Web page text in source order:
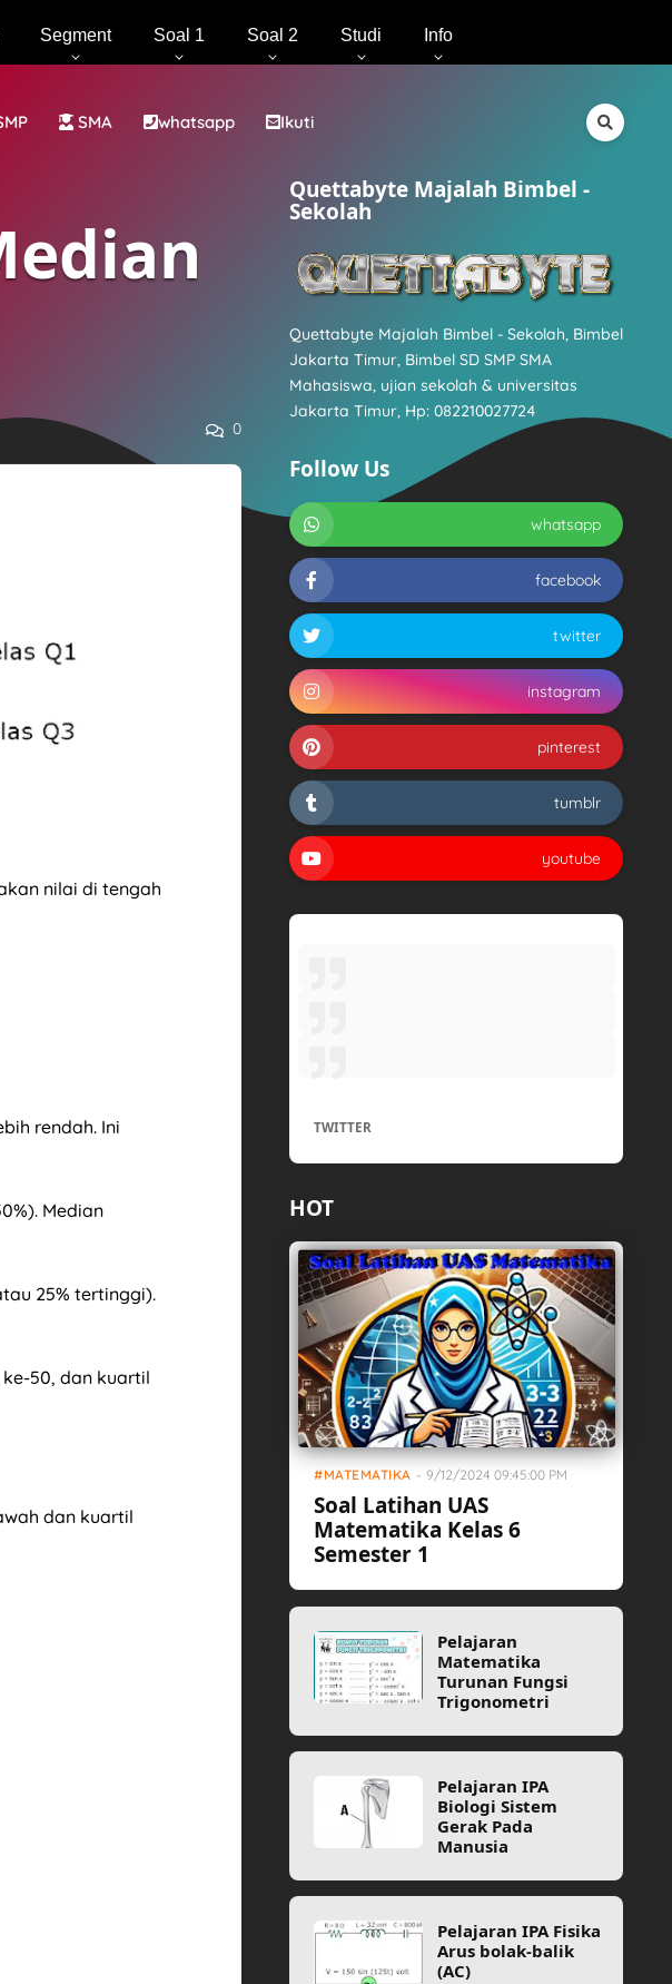
Segment Soal 1 Soal 2 Studi Info
SMA whatsapp Ikuti
0
nilai di tengah
rendah. Ini
Median
25% tertinggi).
50, dan kuartil
dan kuartil
Quettabyte Majalah Bimbel -
Sekolah
Quettabyte Majalah Bimbel - Sekolah, Bimbel
Jakarta Timur, Bimbel SD SMP SMA
Mahasiswa, ujian sekolah & universitas
Jakarta Timur, Hp: 082210027724
Follow Us
whatsapp
facebook
twitter
instagram
pinterest
tumblr
youtube
TWITTER
HOT
MATEMATIKA - 9/12/2024 09:45:00 PM
Soal Latihan UAS
Matematika Kelas 6
Semester 1
Pelajaran
Matematika
Turunan Fungsi
Trigonometri
Pelajaran IPA
Biologi Sistem
Gerak Pada
Manusia
Pelajaran IPA Fisika
Arus bolak-balik
(AC)